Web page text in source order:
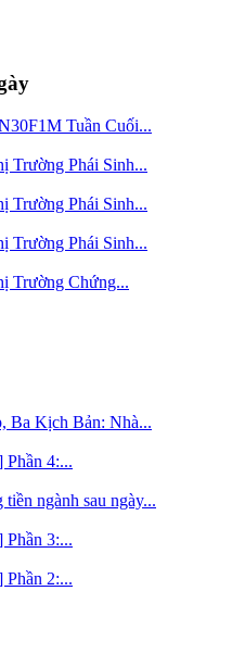
Tuần Cuối...
Trường Phái Sinh...
Trường Phái Sinh...
Trường Phái Sinh...
Trường Chứng...
Ba Kịch Bản: Nhà...
4:...
ngành sau ngày...
3:...
2:...